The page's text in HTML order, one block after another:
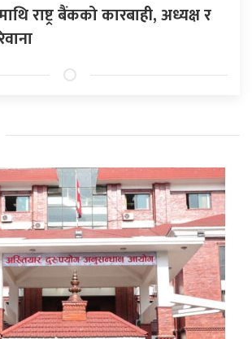
राष्ट्र बैंकको कारबाही, अध्यक्ष र